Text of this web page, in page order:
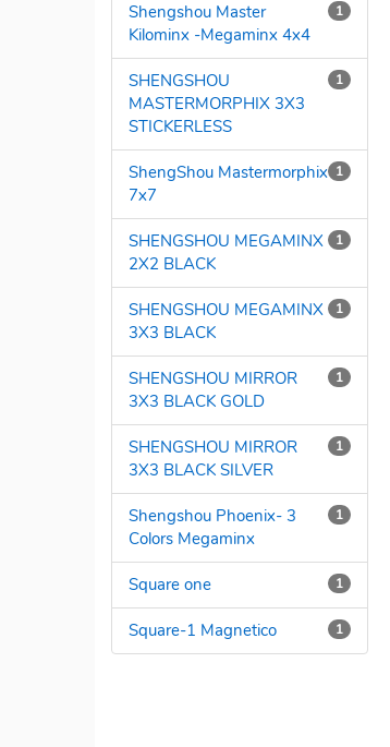
1
Shengshou Master
Kilominx -Megaminx 4x4
1
SHENGSHOU
MASTERMORPHIX 3X3
STICKERLESS
1
ShengShou Mastermorphix
7x7
1
SHENGSHOU MEGAMINX
2X2 BLACK
1
SHENGSHOU MEGAMINX
3X3 BLACK
1
SHENGSHOU MIRROR
3X3 BLACK GOLD
1
SHENGSHOU MIRROR
3X3 BLACK SILVER
1
Shengshou Phoenix- 3
Colors Megaminx
1
Square one
1
Square-1 Magnetico